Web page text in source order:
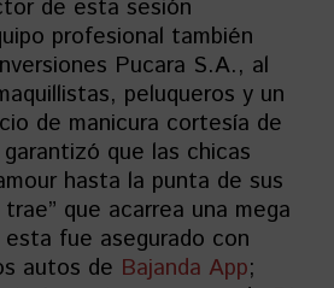
de esta sesión
profesional también
Pucara S.A., al
peluqueros y un
de manicura cortesía de
que las chicas
hasta la punta de sus
que acarrea una mega
fue asegurado con
autos de Bajanda App;